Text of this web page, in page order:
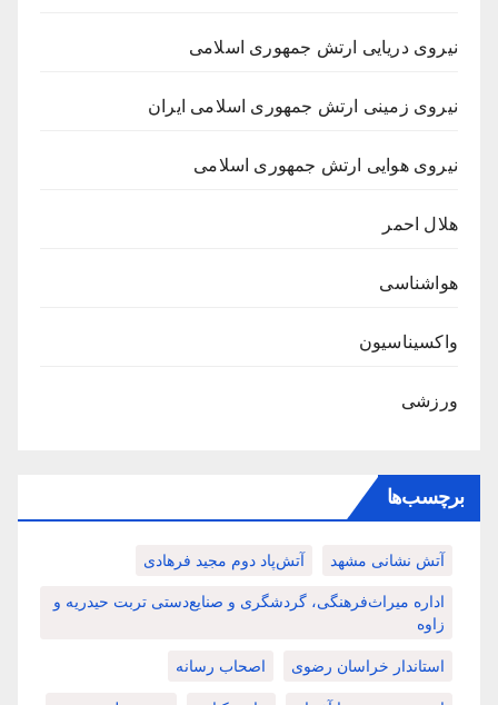
نیروی دریایی ارتش جمهوری اسلامی
نیروی زمینی ارتش جمهوری اسلامی ایران
نیروی هوایی ارتش جمهوری اسلامی
هلال احمر
هواشناسی
واکسیناسیون
ورزشی
برچسب‌ها
آتش نشانی مشهد آتش‌پاد دوم مجید فرهادی
اداره میراث‌فرهنگی، گردشگری و صنایع‌دستی تربت حیدریه و
زاوه
استاندار خراسان رضوی اصحاب رسانه